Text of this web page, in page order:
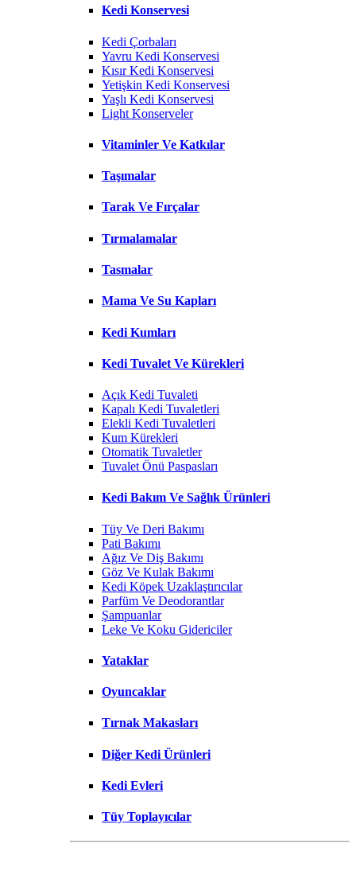
Kedi Konservesi
Kedi Çorbaları
Yavru Kedi Konservesi
Kısır Kedi Konservesi
Yetişkin Kedi Konservesi
Yaşlı Kedi Konservesi
Light Konserveler
Vitaminler Ve Katkılar
Taşımalar
Tarak Ve Fırçalar
Tırmalamalar
Tasmalar
Mama Ve Su Kapları
Kedi Kumları
Kedi Tuvalet Ve Kürekleri
Açık Kedi Tuvaleti
Kapalı Kedi Tuvaletleri
Elekli Kedi Tuvaletleri
Kum Kürekleri
Otomatik Tuvaletler
Tuvalet Önü Paspasları
Kedi Bakım Ve Sağlık Ürünleri
Tüy Ve Deri Bakımı
Pati Bakımı
Ağız Ve Diş Bakımı
Göz Ve Kulak Bakımı
Kedi Köpek Uzaklaştırıcılar
Parfüm Ve Deodorantlar
Şampuanlar
Leke Ve Koku Gidericiler
Yataklar
Oyuncaklar
Tırnak Makasları
Diğer Kedi Ürünleri
Kedi Evleri
Tüy Toplayıcılar